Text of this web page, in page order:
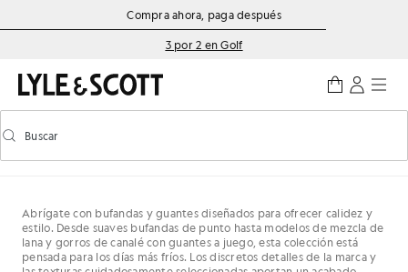
Saltar al contenido principal
Información de accesibilidadCompra ahora, paga después
3 por 2 en Golf
Activar/desactivar la búsqueda predictiva
Buscar
Abrígate con bufandas y guantes diseñados para ofrecer calidez y
estilo. Desde suaves bufandas de punto hasta modelos de mezcla de
lana y gorros de canalé con guantes a juego, esta colección está
pensada para los días más fríos. Los discretos detalles de la marca y